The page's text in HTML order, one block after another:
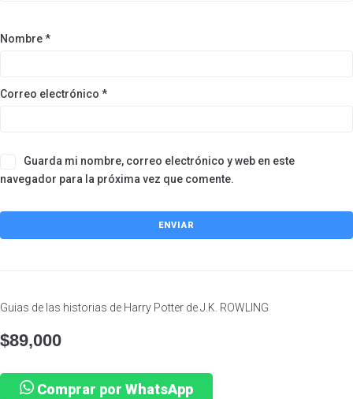
Nombre*
Correo electrónico *
Guarda mi nombre, correo electrónico y web en este
navegador para la próxima vez que comente.
Guias de las historias de Harry Potter de J.K. ROWLING
$89,000
Comprar por WhatsApp